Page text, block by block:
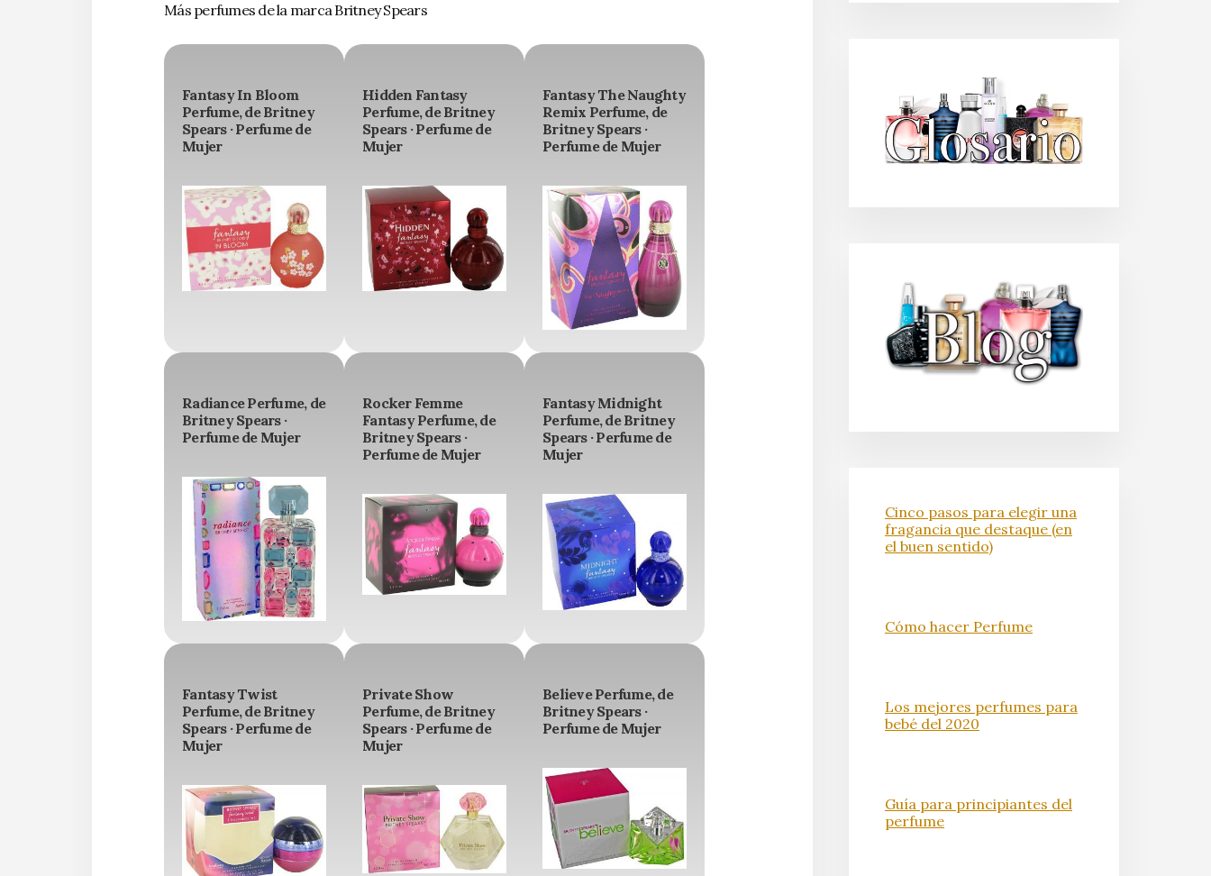
Más perfumes de la marca Britney Spears
Fantasy In Bloom
Perfume, de Britney
Spears · Perfume de
Mujer
Hidden Fantasy
Perfume, de Britney
Spears · Perfume de
Mujer
Fantasy The Naughty
Remix Perfume, de
Britney Spears ·
Perfume de Mujer
Radiance Perfume, de
Britney Spears ·
Perfume de Mujer
Rocker Femme
Fantasy Perfume, de
Britney Spears ·
Perfume de Mujer
Fantasy Midnight
Perfume, de Britney
Spears · Perfume de
Mujer
Fantasy Twist
Perfume, de Britney
Spears · Perfume de
Mujer
Private Show
Perfume, de Britney
Spears · Perfume de
Mujer
Believe Perfume, de
Britney Spears ·
Perfume de Mujer
Cinco pasos para elegir una
fragancia que destaque (en
el buen sentido)
Cómo hacer Perfume
Los mejores perfumes para
bebé del 2020
Guía para principiantes del
perfume